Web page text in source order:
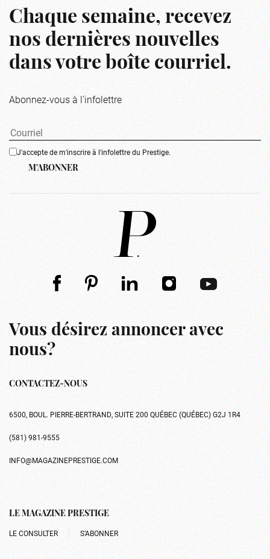
Chaque semaine, recevez
nos dernières nouvelles
dans votre boîte courriel.
Abonnez-vous à l'infolettre
J'accepte de m'inscrire à l'infolettre du Prestige.
M'ABONNER
Vous désirez annoncer avec
nous?
CONTACTEZ-NOUS
6500, BOUL. PIERRE-BERTRAND, SUITE 200 QUÉBEC (QUÉBEC) G2J 1R4
(581) 981-9555
INFO@MAGAZINEPRESTIGE.COM
LE MAGAZINE PRESTIGE
LE CONSULTER S’ABONNER